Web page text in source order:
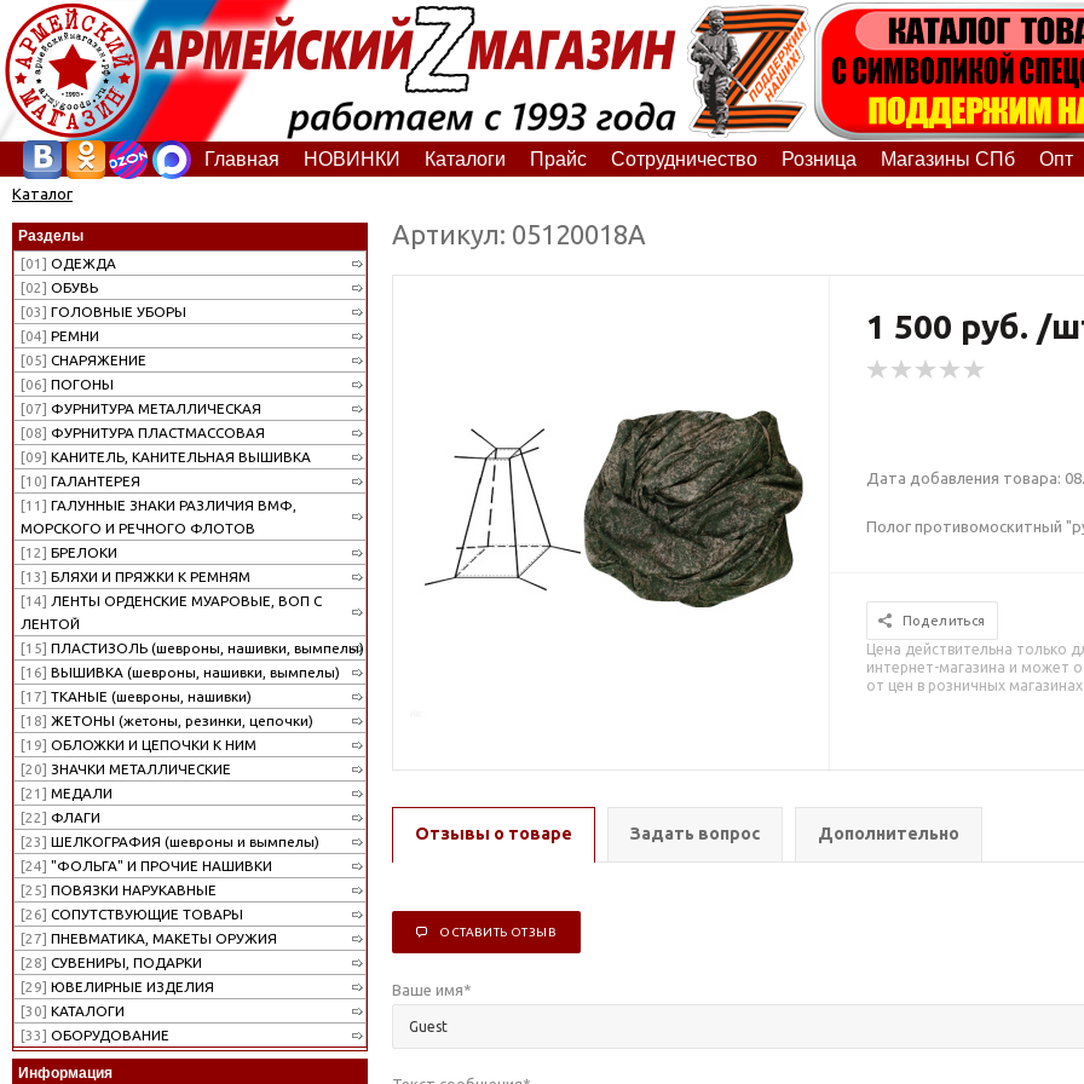
Главная НОВИНКИ Каталоги Прайс Сотрудничество Розница Магазины СПб Опт
Каталог
Разделы
[01] ОДЕЖДА
[02] ОБУВЬ
[03] ГОЛОВНЫЕ УБОРЫ
[04] РЕМНИ
[05] СНАРЯЖЕНИЕ
[06] ПОГОНЫ
[07] ФУРНИТУРА МЕТАЛЛИЧЕСКАЯ
[08] ФУРНИТУРА ПЛАСТМАССОВАЯ
[09] КАНИТЕЛЬ, КАНИТЕЛЬНАЯ ВЫШИВКА
[10] ГАЛАНТЕРЕЯ
[11] ГАЛУННЫЕ ЗНАКИ РАЗЛИЧИЯ ВМФ,
МОРСКОГО И РЕЧНОГО ФЛОТОВ
[12] БРЕЛОКИ
[13] БЛЯХИ И ПРЯЖКИ К РЕМНЯМ
[14] ЛЕНТЫ ОРДЕНСКИЕ МУАРОВЫЕ, ВОП С
ЛЕНТОЙ
[15] ПЛАСТИЗОЛЬ (шевроны, нашивки, вымпелы)
[16] ВЫШИВКА (шевроны, нашивки, вымпелы)
[17] ТКАНЫЕ (шевроны, нашивки)
[18] ЖЕТОНЫ (жетоны, резинки, цепочки)
[19] ОБЛОЖКИ И ЦЕПОЧКИ К НИМ
[20] ЗНАЧКИ МЕТАЛЛИЧЕСКИЕ
[21] МЕДАЛИ
[22] ФЛАГИ
[23] ШЕЛКОГРАФИЯ (шевроны и вымпелы)
[24] "ФОЛЬГА" И ПРОЧИЕ НАШИВКИ
[25] ПОВЯЗКИ НАРУКАВНЫЕ
[26] СОПУТСТВУЮЩИЕ ТОВАРЫ
[27] ПНЕВМАТИКА, МАКЕТЫ ОРУЖИЯ
[28] СУВЕНИРЫ, ПОДАРКИ
[29] ЮВЕЛИРНЫЕ ИЗДЕЛИЯ
[30] КАТАЛОГИ
[33] ОБОРУДОВАНИЕ
Информация
Артикул: 05120018А
1 500 руб. /
Дата добавления товара:
Полог противомоскитный
Поделиться
Цена действительна только
интернет-магазина и может
от цен в розничных магазинах
Отзывы о товаре Задать вопрос Дополнительно
ОСТАВИТЬ ОТЗЫВ
Ваше имя*